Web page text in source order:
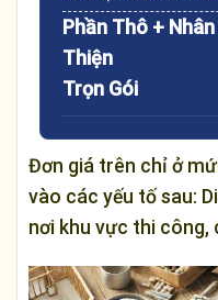
Phần Thô +
Thiện
Trọn Gói
Đơn giá trên chỉ ở
vào các yếu tố sau:
nơi khu vực thi công,